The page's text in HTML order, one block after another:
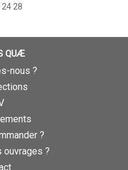
28
QUÆ
nous ?
?
ouvrages ?